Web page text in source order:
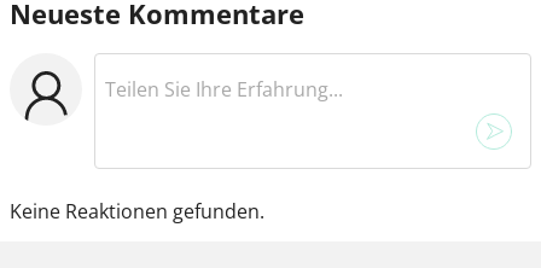
Neueste Kommentare
Keine Reaktionen gefunden.